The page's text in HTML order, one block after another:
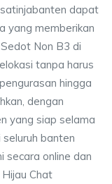
dapat
yang memberikan
Non B3 di
tanpa harus
hingga
dengan
yang siap selama
seluruh banten
secara online dan
Chat